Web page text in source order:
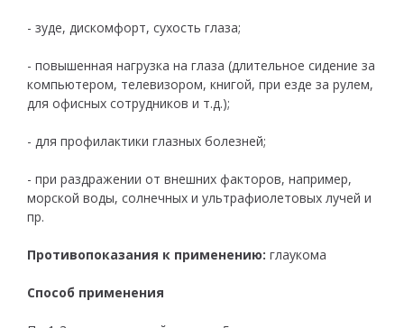
- зуде, дискомфорт, сухость глаза;
- повышенная нагрузка на глаза (длительное сидение за
компьютером, телевизором, книгой, при езде за рулем,
для офисных сотрудников и т.д.);
- для профилактики глазных болезней;
- при раздражении от внешних факторов, например,
морской воды, солнечных и ультрафиолетовых лучей и
пр.
Противопоказания к применению: глаукома
Способ применения